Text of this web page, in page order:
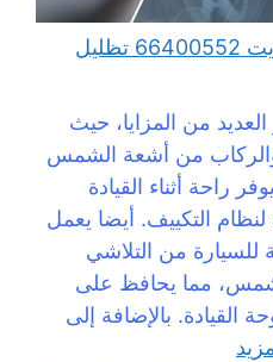
تظليل سيارات متنقل الكويت 66400552 تظليل
من المزايا، حيث
من أشعة الشمس
راحة أثناء القيادة
التكييف. أيضا يعمل
للسيارة من التلاشي
مما يحافظ على
القيادة. بالإضافة إلى